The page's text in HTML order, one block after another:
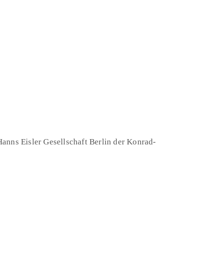
Eisler Gesellschaft Berlin der Konrad-